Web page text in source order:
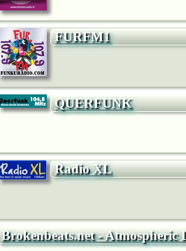
FURFM1
QUERFUNK
Radio XL
Brokenbeats.net - Atmospheric